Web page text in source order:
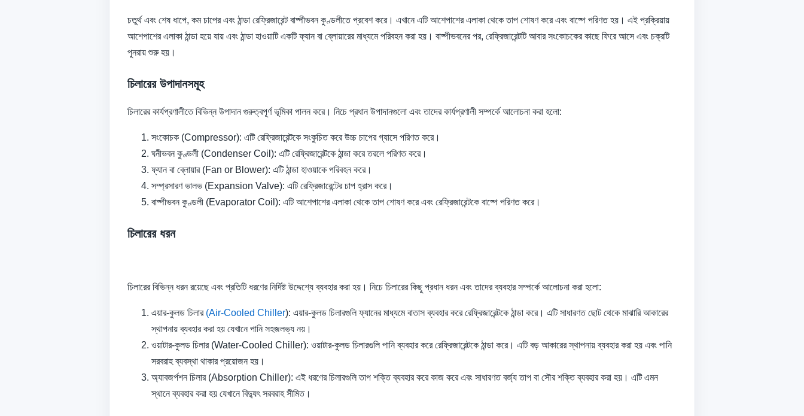
চতুর্থ এবং শেষ ধাপে, কম চাপের এবং ঠান্ডা রেফ্রিজারেন্ট বাষ্পীভবন কুণ্ডলীতে প্রবেশ করে। এখানে এটি আশেপাশের এলাকা থেকে তাপ শোষণ করে এবং বাষ্পে পরিণত হয়। এই প্রক্রিয়ায়
আশেপাশের এলাকা ঠান্ডা হয়ে যায় এবং ঠান্ডা হাওয়াটি একটি ফ্যান বা ব্লোয়ারের মাধ্যমে পরিবহন করা হয়। বাষ্পীভবনের পর, রেফ্রিজারেন্টটি আবার সংকোচকের কাছে ফিরে আসে এবং চক্রটি
পুনরায় শুরু হয়।
চিলারের উপাদানসমূহ
চিলারের কার্যপ্রণালীতে বিভিন্ন উপাদান গুরুত্বপূর্ণ ভূমিকা পালন করে। নিচে প্রধান উপাদানগুলো এবং তাদের কার্যপ্রণালী সম্পর্কে আলোচনা করা হলো:
সংকোচক (Compressor): এটি রেফ্রিজারেন্টকে সংকুচিত করে উচ্চ চাপের গ্যাসে পরিণত করে।
ঘনীভবন কুণ্ডলী (Condenser Coil): এটি রেফ্রিজারেন্টকে ঠান্ডা করে তরলে পরিণত করে।
ফ্যান বা ব্লোয়ার (Fan or Blower): এটি ঠান্ডা হাওয়াকে পরিবহন করে।
সম্প্রসারণ ভালভ (Expansion Valve): এটি রেফ্রিজারেন্টের চাপ হ্রাস করে।
বাষ্পীভবন কুণ্ডলী (Evaporator Coil): এটি আশেপাশের এলাকা থেকে তাপ শোষণ করে এবং রেফ্রিজারেন্টকে বাষ্পে পরিণত করে।
চিলারের ধরন
চিলারের বিভিন্ন ধরন রয়েছে এবং প্রতিটি ধরণের নির্দিষ্ট উদ্দেশ্যে ব্যবহার করা হয়। নিচে চিলারের কিছু প্রধান ধরন এবং তাদের ব্যবহার সম্পর্কে আলোচনা করা হলো:
এয়ার-কুলড চিলার (Air-Cooled Chiller): এয়ার-কুলড চিলারগুলি ফ্যানের মাধ্যমে বাতাস ব্যবহার করে রেফ্রিজারেন্টকে ঠান্ডা করে। এটি সাধারণত ছোট থেকে মাঝারি আকারের
স্থাপনায় ব্যবহার করা হয় যেখানে পানি সহজলভ্য নয়।
ওয়াটার-কুলড চিলার (Water-Cooled Chiller): ওয়াটার-কুলড চিলারগুলি পানি ব্যবহার করে রেফ্রিজারেন্টকে ঠান্ডা করে। এটি বড় আকারের স্থাপনায় ব্যবহার করা হয় এবং পানি
সরবরাহ ব্যবস্থা থাকার প্রয়োজন হয়।
অ্যাবজর্পশন চিলার (Absorption Chiller): এই ধরণের চিলারগুলি তাপ শক্তি ব্যবহার করে কাজ করে এবং সাধারণত বর্জ্য তাপ বা সৌর শক্তি ব্যবহার করা হয়। এটি এমন
স্থানে ব্যবহার করা হয় যেখানে বিদ্যুৎ সরবরাহ সীমিত।